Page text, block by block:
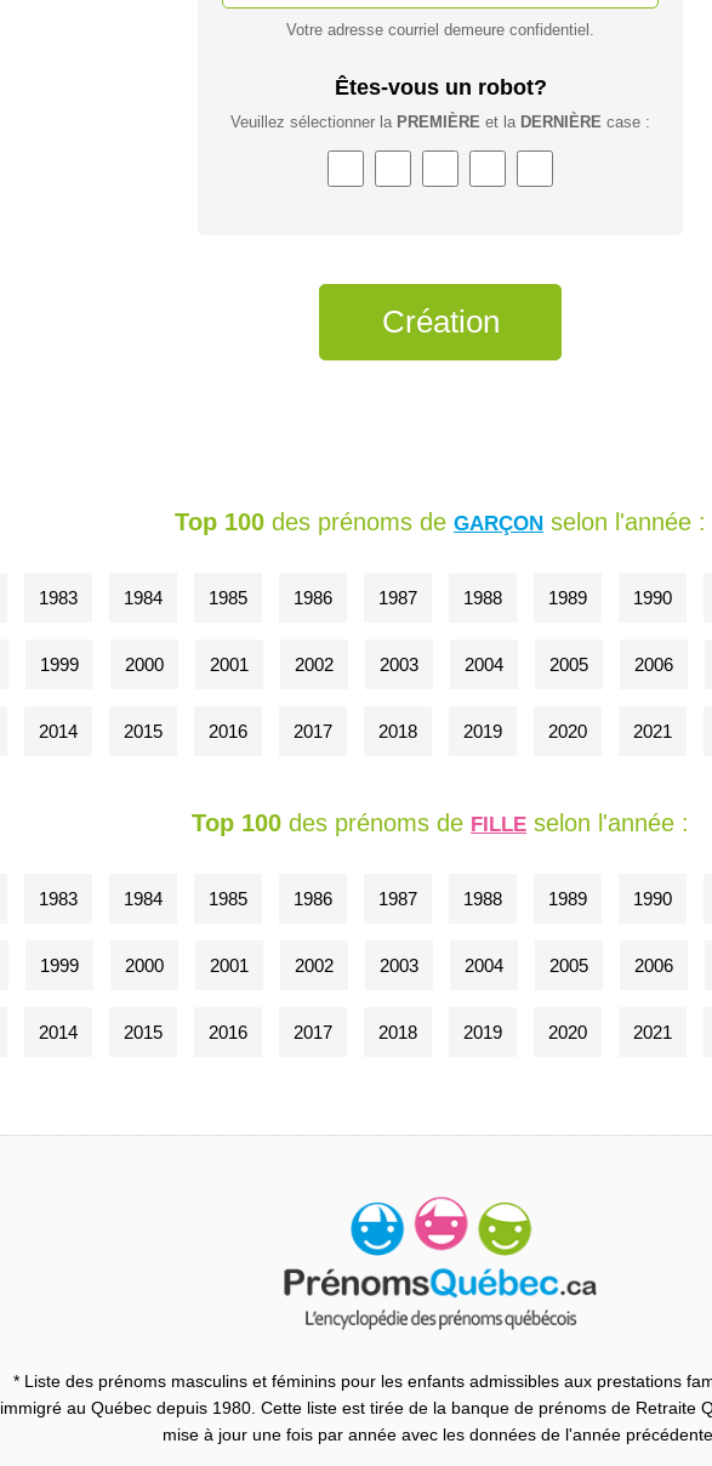
Votre adresse courriel demeure confidentiel.
Êtes-vous un robot?
Veuillez sélectionner la PREMIÈRE et la DERNIÈRE case :
Top 100 des prénoms de GARÇON selon l'année :
1983 1984 1985 1986 1987 1988 1989 1990
1999 2000 2001 2002 2003 2004 2005 2006
2014 2015 2016 2017 2018 2019 2020 2021
Top 100 des prénoms de FILLE selon l'année :
1983 1984 1985 1986 1987 1988 1989 1990
1999 2000 2001 2002 2003 2004 2005 2006
2014 2015 2016 2017 2018 2019 2020 2021
* Liste des prénoms masculins et féminins pour les enfants admissibles aux prestations
immigré au Québec depuis 1980. Cette liste est tirée de la banque de prénoms de Retraite
mise à jour une fois par année avec les données de l'année précédente.